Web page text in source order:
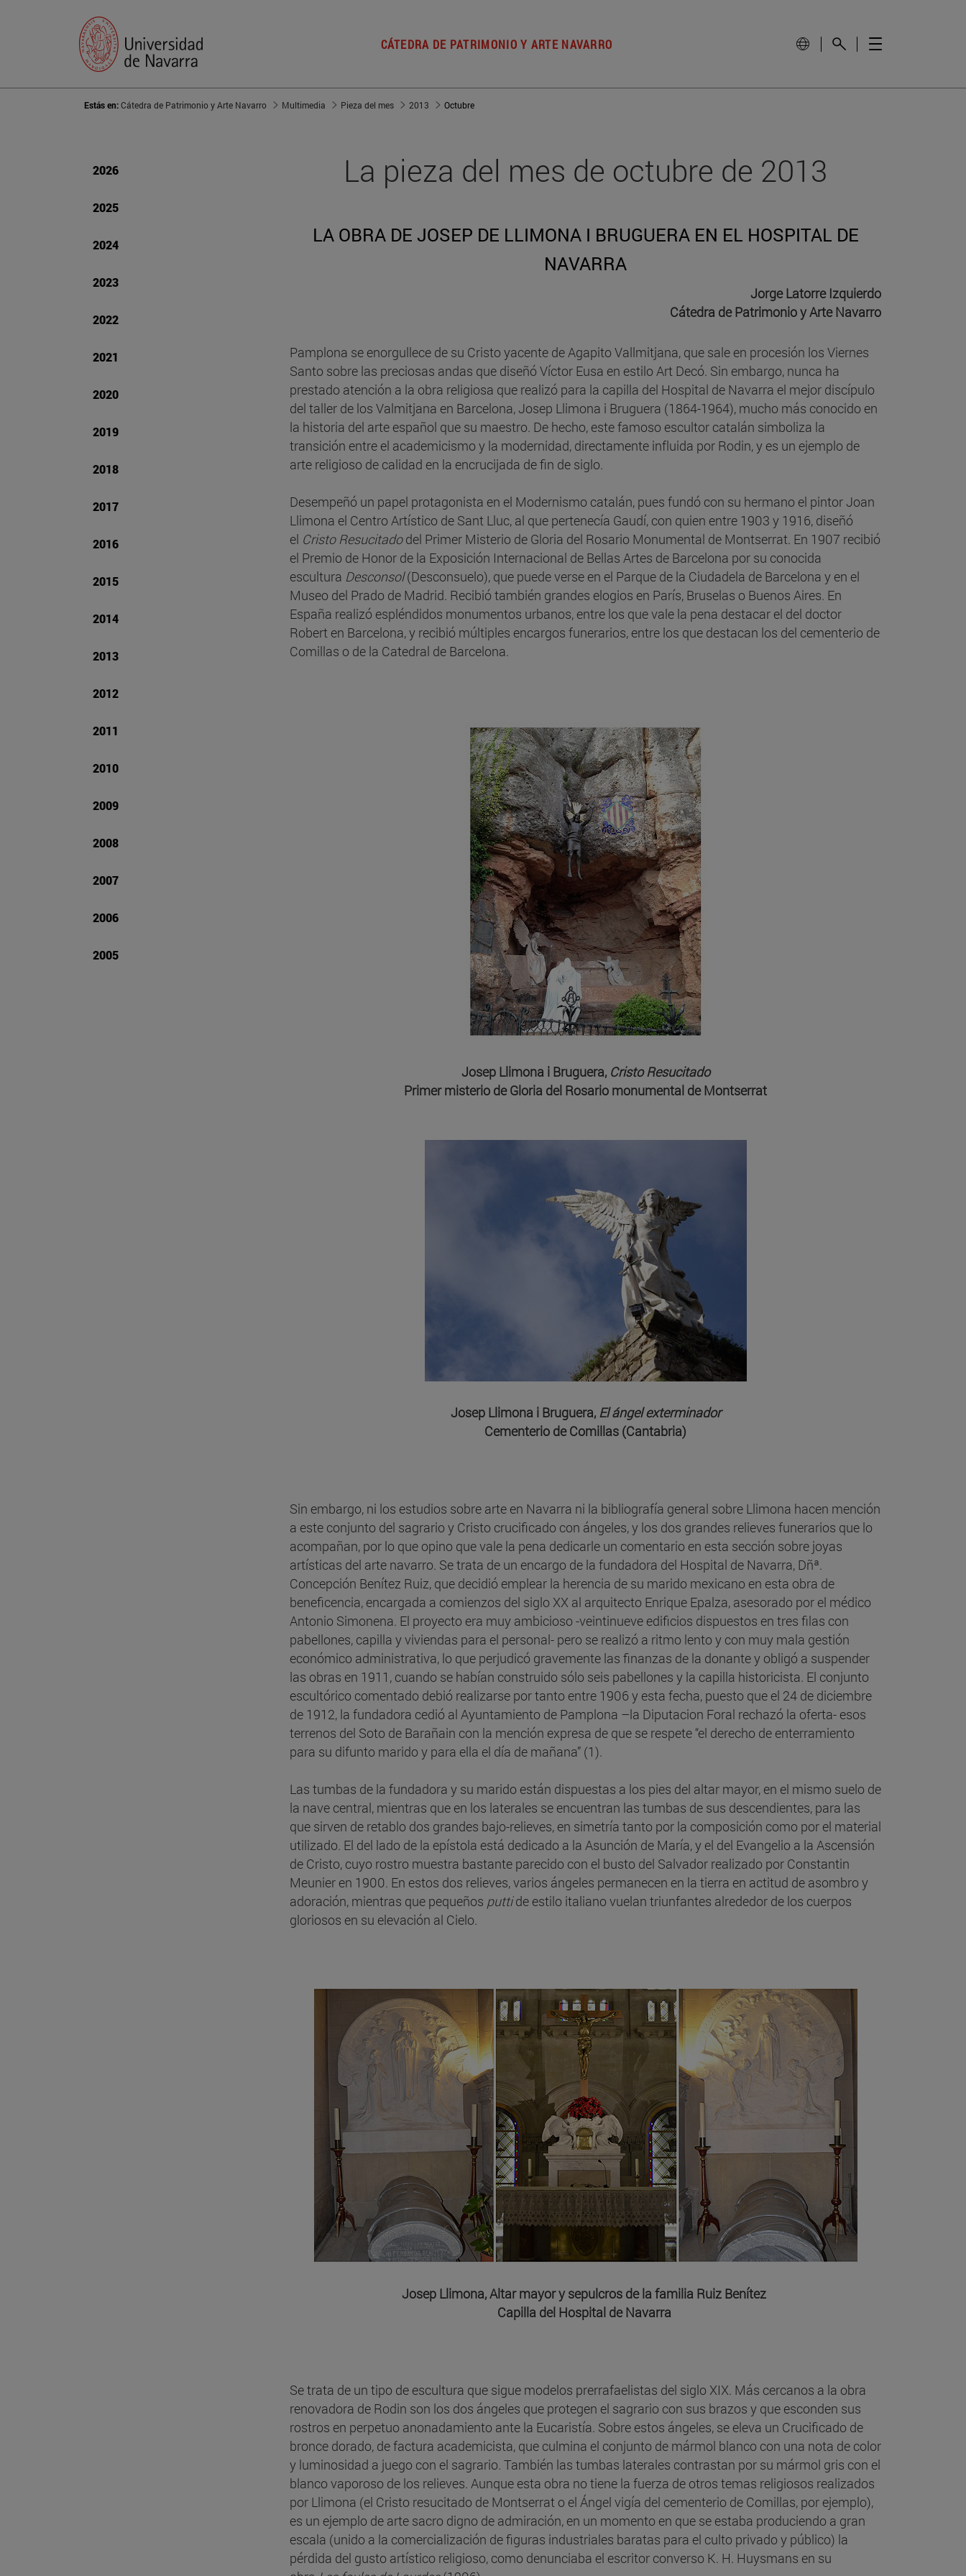
CÁTEDRA DE PATRIMONIO Y ARTE NAVARRO
Estás en:Cátedra de Patrimonio y Arte Navarro Multimedia Pieza del mes 2013 Octubre
2026
2025
2024
2023
2022
2021
2020
2019
2018
2017
2016
2015
2014
2013
2012
2011
2010
2009
2008
2007
2006
2005
La pieza del mes de octubre de 2013
LA OBRA DE JOSEP DE LLIMONA I BRUGUERA EN EL HOSPITAL DE
NAVARRA
Jorge Latorre Izquierdo
Cátedra de Patrimonio y Arte Navarro
Pamplona se enorgullece de su Cristo yacente de Agapito Vallmitjana, que sale en procesión los Viernes
Santo sobre las preciosas andas que diseñó Víctor Eusa en estilo Art Decó. Sin embargo, nunca ha
prestado atención a la obra religiosa que realizó para la capilla del Hospital de Navarra el mejor discípulo
del taller de los Valmitjana en Barcelona, Josep Llimona i Bruguera (1864-1964), mucho más conocido en
la historia del arte español que su maestro. De hecho, este famoso escultor catalán simboliza la
transición entre el academicismo y la modernidad, directamente influida por Rodin, y es un ejemplo de
arte religioso de calidad en la encrucijada de fin de siglo.
Desempeñó un papel protagonista en el Modernismo catalán, pues fundó con su hermano el pintor Joan
Llimona el Centro Artístico de Sant Lluc, al que pertenecía Gaudí, con quien entre 1903 y 1916, diseñó
el Cristo Resucitadodel Primer Misterio de Gloria del Rosario Monumental de Montserrat. En 1907 recibió
el Premio de Honor de la Exposición Internacional de Bellas Artes de Barcelona por su conocida
escultura Desconsol(Desconsuelo), que puede verse en el Parque de la Ciudadela de Barcelona y en el
Museo del Prado de Madrid. Recibió también grandes elogios en París, Bruselas o Buenos Aires. En
España realizó espléndidos monumentos urbanos, entre los que vale la pena destacar el del doctor
Robert en Barcelona, y recibió múltiples encargos funerarios, entre los que destacan los del cementerio de
Comillas o de la Catedral de Barcelona.
Josep Llimona i Bruguera, Cristo Resucitado
Primer misterio de Gloria del Rosario monumental de Montserrat
Josep Llimona i Bruguera, El ángel exterminador
Cementerio de Comillas (Cantabria)
Sin embargo, ni los estudios sobre arte en Navarra ni la bibliografía general sobre Llimona hacen mención
a este conjunto del sagrario y Cristo crucificado con ángeles, y los dos grandes relieves funerarios que lo
acompañan, por lo que opino que vale la pena dedicarle un comentario en esta sección sobre joyas
artísticas del arte navarro. Se trata de un encargo de la fundadora del Hospital de Navarra, Dñª.
Concepción Benítez Ruiz, que decidió emplear la herencia de su marido mexicano en esta obra de
beneficencia, encargada a comienzos del siglo XX al arquitecto Enrique Epalza, asesorado por el médico
Antonio Simonena. El proyecto era muy ambicioso -veintinueve edificios dispuestos en tres filas con
pabellones, capilla y viviendas para el personal- pero se realizó a ritmo lento y con muy mala gestión
económico administrativa, lo que perjudicó gravemente las finanzas de la donante y obligó a suspender
las obras en 1911, cuando se habían construido sólo seis pabellones y la capilla historicista. El conjunto
escultórico comentado debió realizarse por tanto entre 1906 y esta fecha, puesto que el 24 de diciembre
de 1912, la fundadora cedió al Ayuntamiento de Pamplona –la Diputacion Foral rechazó la oferta- esos
terrenos del Soto de Barañain con la mención expresa de que se respete “el derecho de enterramiento
para su difunto marido y para ella el día de mañana” (1).
Las tumbas de la fundadora y su marido están dispuestas a los pies del altar mayor, en el mismo suelo de
la nave central, mientras que en los laterales se encuentran las tumbas de sus descendientes, para las
que sirven de retablo dos grandes bajo-relieves, en simetría tanto por la composición como por el material
utilizado. El del lado de la epístola está dedicado a la Asunción de María, y el del Evangelio a la Ascensión
de Cristo, cuyo rostro muestra bastante parecido con el busto del Salvador realizado por Constantin
Meunier en 1900. En estos dos relieves, varios ángeles permanecen en la tierra en actitud de asombro y
adoración, mientras que pequeños puttide estilo italiano vuelan triunfantes alrededor de los cuerpos
gloriosos en su elevación al Cielo.
Josep Llimona, Altar mayor y sepulcros de la familia Ruiz Benítez
Capilla del Hospital de Navarra
Se trata de un tipo de escultura que sigue modelos prerrafaelistas del siglo XIX. Más cercanos a la obra
renovadora de Rodin son los dos ángeles que protegen el sagrario con sus brazos y que esconden sus
rostros en perpetuo anonadamiento ante la Eucaristía. Sobre estos ángeles, se eleva un Crucificado de
bronce dorado, de factura academicista, que culmina el conjunto de mármol blanco con una nota de color
y luminosidad a juego con el sagrario. También las tumbas laterales contrastan por su mármol gris con el
blanco vaporoso de los relieves. Aunque esta obra no tiene la fuerza de otros temas religiosos realizados
por Llimona (el Cristo resucitado de Montserrat o el Ángel vigía del cementerio de Comillas, por ejemplo),
es un ejemplo de arte sacro digno de admiración, en un momento en que se estaba produciendo a gran
escala (unido a la comercialización de figuras industriales baratas para el culto privado y público) la
pérdida del gusto artístico religioso, como denunciaba el escritor converso K. H. Huysmans en su